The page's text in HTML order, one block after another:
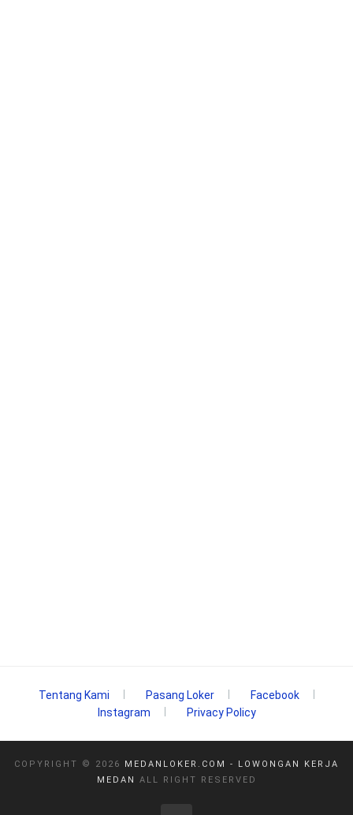
Tentang Kami Pasang Loker
Facebook
Instagram
Privacy Policy
COPYRIGHT © 2026
MEDANLOKER.COM - LOWONGAN KERJA
MEDAN
ALL RIGHT RESERVED